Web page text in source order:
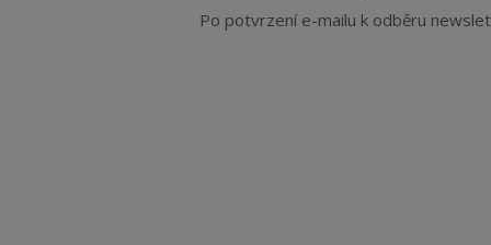
Po potvrzení e-mailu k odběru